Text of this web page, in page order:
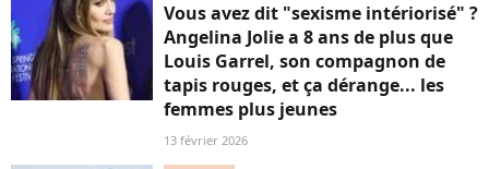
Vous avez dit "sexisme intériorisé" ?
Angelina Jolie a 8 ans de plus que
Louis Garrel, son compagnon de
tapis rouges, et ça dérange... les
femmes plus jeunes
13 février 2026